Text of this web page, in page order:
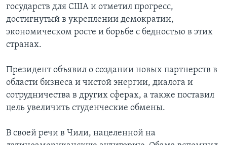
государств для США и отметил прогресс,
достигнутый в укреплении демократии,
экономическом росте и борьбе с бедностью в этих
странах.
Президент объявил о создании новых партнерств в
области бизнеса и чистой энергии, диалога и
сотрудничества в других сферах, а также поставил
цель увеличить студенческие обмены.
В своей речи в Чили, нацеленной на